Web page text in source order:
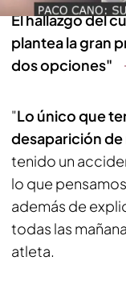
El hallazgo del
plantea la gran
dos opciones"
"Lo único que
desaparición de
tenido un
lo que
además de
todas las
atleta.